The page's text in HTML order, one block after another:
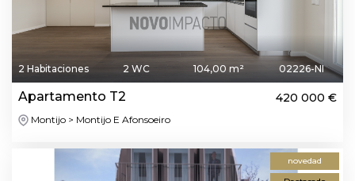
2 Habitaciones 2 WC 104,00 m² 02226-NI
Apartamento T2 420 000 €
Montijo > Montijo E Afonsoeiro
novedad